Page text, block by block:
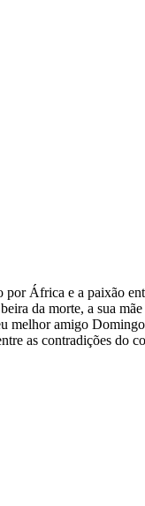
África e a paixão
da morte, a sua
amigo
as contradições do